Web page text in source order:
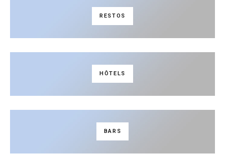
RESTOS
HÔTELS
BARS